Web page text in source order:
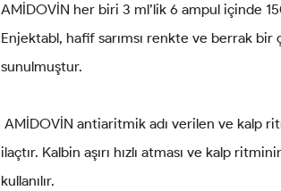
AMİDOVİN her biri 3 ml’lik 6 ampul içinde
Enjektabl, hafif sarımsı renkte ve berrak
sunulmuştur.
AMİDOVİN antiaritmik adı verilen ve kalp
ilaçtır. Kalbin aşırı hızlı atması ve kalp
kullanılır.